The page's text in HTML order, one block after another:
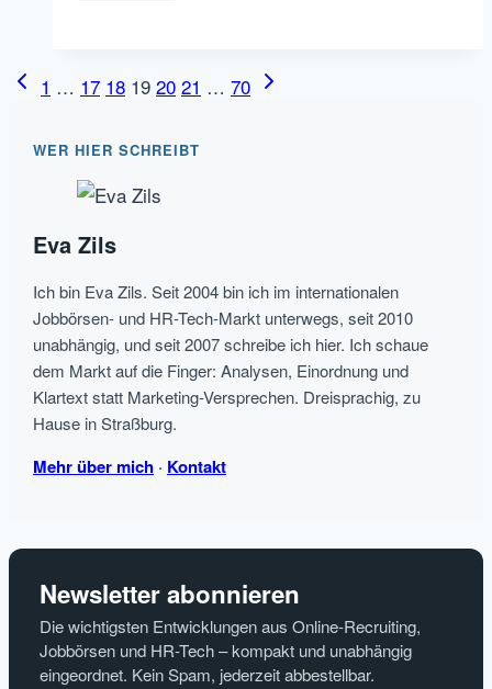
Purple
Society:
statt
Aktenschieber
Seitennavigation
Vorherige
1 … 17 18 19 20 21 … 70 Nächste
WER HIER SCHREIBT
Eva Zils
Ich bin Eva Zils. Seit 2004 bin ich im internationalen
Jobbörsen- und HR-Tech-Markt unterwegs, seit 2010
unabhängig, und seit 2007 schreibe ich hier. Ich schaue
dem Markt auf die Finger: Analysen, Einordnung und
Klartext statt Marketing-Versprechen. Dreisprachig, zu
Hause in Straßburg.
Mehr über mich · Kontakt
Newsletter abonnieren
Die wichtigsten Entwicklungen aus Online-Recruiting,
Jobbörsen und HR-Tech – kompakt und unabhängig
eingeordnet. Kein Spam, jederzeit abbestellbar.